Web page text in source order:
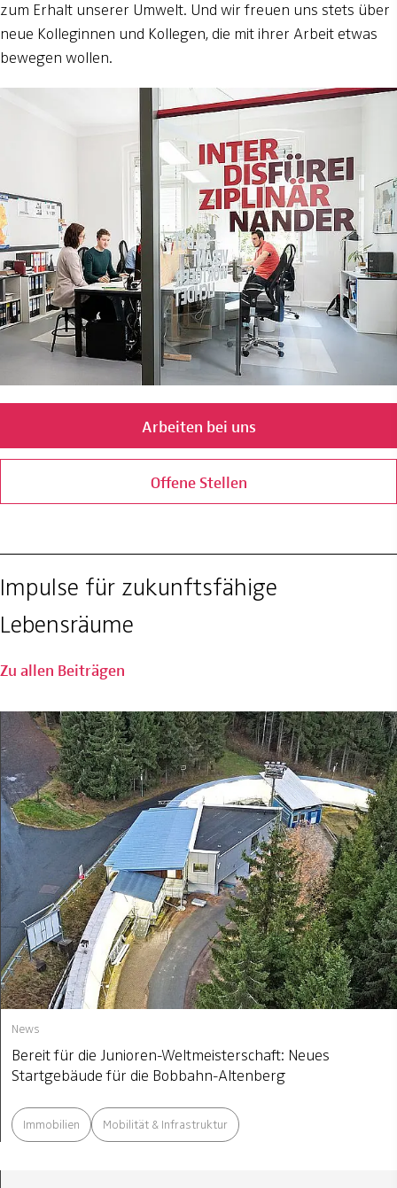
zum Erhalt unserer Umwelt. Und wir freuen uns stets über
neue Kolleginnen und Kollegen, die mit ihrer Arbeit etwas
bewegen wollen.
Arbeiten bei uns
Offene Stellen
Impulse für zukunftsfähige
Lebensräume
Zu allen Beiträgen
News
Bereit für die Junioren-Weltmeisterschaft: Neues
Startgebäude für die Bobbahn-Altenberg
Immobilien Mobilität & Infrastruktur